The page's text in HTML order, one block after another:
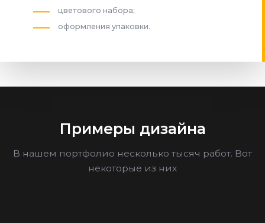
цветового набора;
оформления упаковки.
Примеры дизайна
В нашем портфолио несколько тысяч работ. Вот
некоторые из них